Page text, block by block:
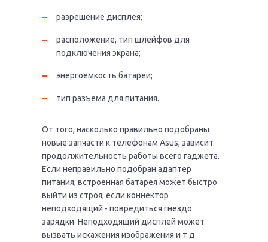
разрешение дисплея;
расположение, тип шлейфов для
подключения экрана;
энергоемкость батареи;
тип разъема для питания.
От того, насколько правильно подобраны
новые запчасти к телефонам Asus, зависит
продолжительность работы всего гаджета.
Если неправильно подобран адаптер
питания, встроенная батарея может быстро
выйти из строя; если коннектор
неподходящий - повредиться гнездо
зарядки. Неподходящий дисплей может
вызвать искажения изображения и т.д.